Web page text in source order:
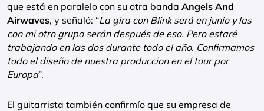
que está en paralelo con su otra banda Angels And
Airwaves, y señaló: “La gira con Blink será en junio y las
con mi otro grupo serán después de eso. Pero estaré
trabajando en las dos durante todo el año. Confirmamos
todo el diseño de nuestra produccion en el tour por
Europa”.
El guitarrista también confirmío que su empresa de